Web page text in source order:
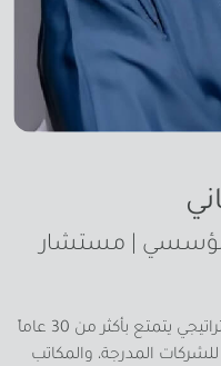
مؤسسي | مستشار
رئيس تنفيذي مؤسسي ومستشار استراتيجي يتمتع بأكثر من 30 عاماً
المدرجة، والمكاتب